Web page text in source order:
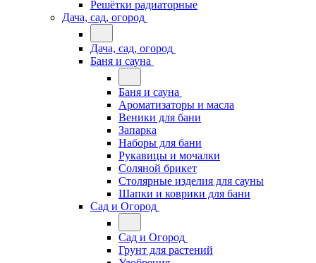
Решётки радиаторные
Дача, сад, огород
Дача, сад, огород
Баня и сауна
Баня и сауна
Ароматизаторы и масла
Веники для бани
Запарка
Наборы для бани
Рукавицы и мочалки
Соляной брикет
Столярные изделия для сауны
Шапки и коврики для бани
Сад и Огород
Сад и Огород
Грунт для растений